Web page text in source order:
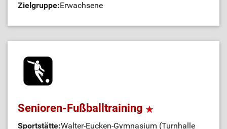
Zielgruppe:Erwachsene
Senioren-Fußballtraining
Sportstätte:Walter-Eucken-Gymnasium (Turnhalle